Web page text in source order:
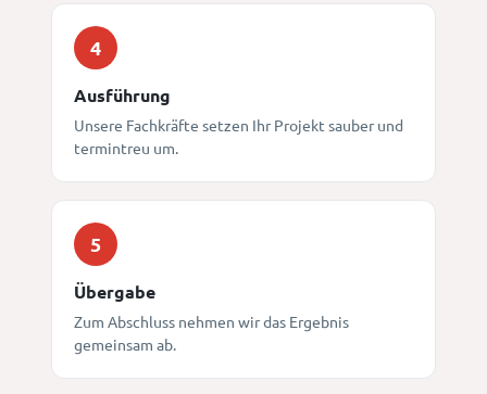
4
Ausführung
Unsere Fachkräfte setzen Ihr Projekt sauber und
termintreu um.
5
Übergabe
Zum Abschluss nehmen wir das Ergebnis
gemeinsam ab.